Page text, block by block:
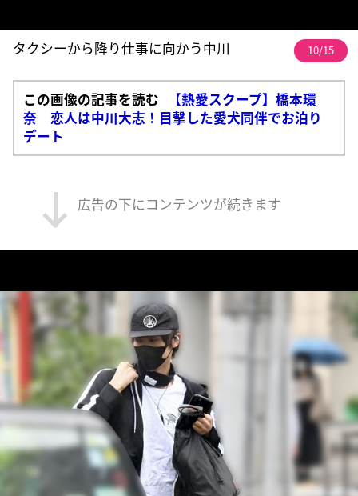
タクシーから降り仕事に向かう中川 10/15
この画像の記事を読む
【熱愛スクープ】橋本環
奈 恋人は中川大志！目撃した愛犬同伴でお泊り
デート
広告の下にコンテンツが続きます